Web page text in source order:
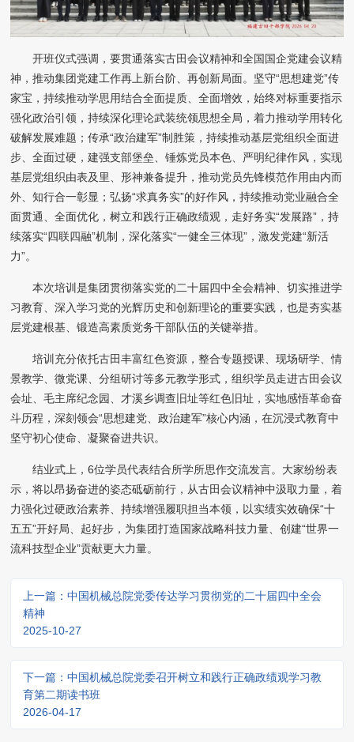
开班仪式强调，要贯通落实古田会议精神和全国国企党建会议精
神，推动集团党建工作再上新台阶、再创新局面。坚守“思想建党”传
家宝，持续推动学思用结合全面提质、全面增效，始终对标重要指示
强化政治引领，持续深化理论武装统领思想全局，着力推动学用转化
破解发展难题；传承“政治建军”制胜策，持续推动基层党组织全面进
步、全面过硬，建强支部堡垒、锤炼党员本色、严明纪律作风，实现
基层党组织由表及里、形神兼备提升，推动党员先锋模范作用由内而
外、知行合一彰显；弘扬“求真务实”的好作风，持续推动党业融合全
面贯通、全面优化，树立和践行正确政绩观，走好务实“发展路”，持
续落实“四联四融”机制，深化落实“一健全三体现”，激发党建“新活
力”。
本次培训是集团贯彻落实党的二十届四中全会精神、切实推进学
习教育、深入学习党的光辉历史和创新理论的重要实践，也是夯实基
层党建根基、锻造高素质党务干部队伍的关键举措。
培训充分依托古田丰富红色资源，整合专题授课、现场研学、情
景教学、微党课、分组研讨等多元教学形式，组织学员走进古田会议
会址、毛主席纪念园、才溪乡调查旧址等红色旧址，实地感悟革命奋
斗历程，深刻领会“思想建党、政治建军”核心内涵，在沉浸式教育中
坚守初心使命、凝聚奋进共识。
结业式上，6位学员代表结合所学所思作交流发言。大家纷纷表
示，将以昂扬奋进的姿态砥砺前行，从古田会议精神中汲取力量，着
力强化过硬政治素养、持续增强履职担当本领，以实绩实效确保“十
五五”开好局、起好步，为集团打造国家战略科技力量、创建“世界一
流科技型企业”贡献更大力量。
上一篇：中国机械总院党委传达学习贯彻党的二十届四中全会
精神
2025-10-27
下一篇：中国机械总院党委召开树立和践行正确政绩观学习教
育第二期读书班
2026-04-17